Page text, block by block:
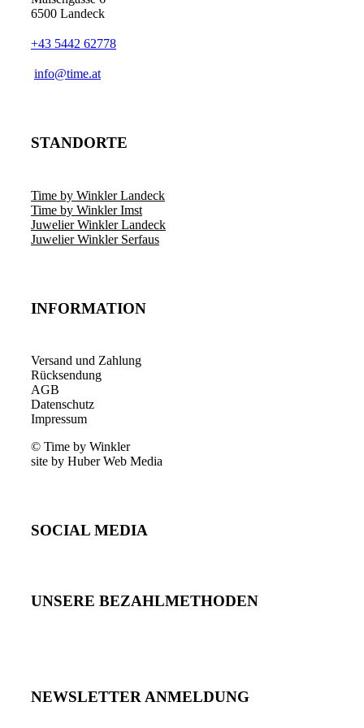
6500 Landeck
+43 5442 62778
info@time.at
STANDORTE
Time by Winkler Landeck
Time by Winkler Imst
Juwelier Winkler Landeck
Juwelier Winkler Serfaus
INFORMATION
Versand und Zahlung
Rücksendung
AGB
Datenschutz
Impressum
© Time by Winkler
site by Huber Web Media
SOCIAL MEDIA
UNSERE BEZAHLMETHODEN
NEWSLETTER ANMELDUNG